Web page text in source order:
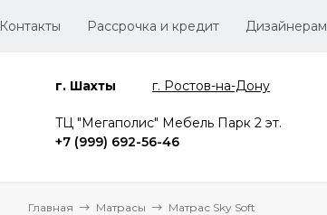
Контакты Рассрочка и кредит Дизайнерам
г. Шахты г. Ростов-на-Дону
TЦ "Мегаполис" Мебель Парк 2 эт.
+7 (999) 692-56-46
Главная Матрасы Матрас Sky Soft